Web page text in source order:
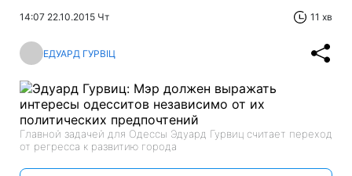
14:07 22.10.2015 Чт 11 хв
ЕДУАРД ГУРВІЦ
Главной задачей для Одессы Эдуард Гурвиц считает переход
от регресса к развитию города